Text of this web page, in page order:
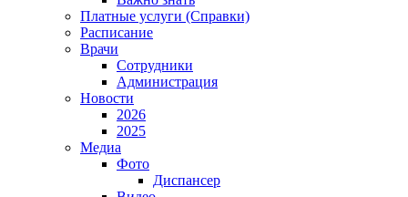
Платные услуги (Справки)
Расписание
Врачи
Сотрудники
Администрация
Новости
2026
2025
Медиа
Фото
Диспансер